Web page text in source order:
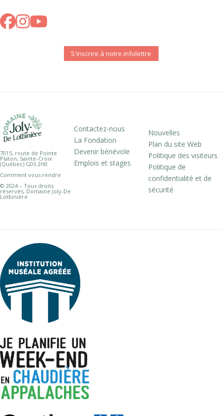
S'inscrire à notre infolettre
7015, route de Pointe
Platon, Sainte-Croix
(Québec) G0S 2H0
Comment vous rendre
© 2024 – Tous droits
réservés, Domaine Joly-De
Lotbinière
Contactez-nous
La Fondation
Devenir bénévole
Emplois et stages
Nouvelles
Plan du site Web
Politique des visiteurs
Politique de
confidentialité et de
sécurité